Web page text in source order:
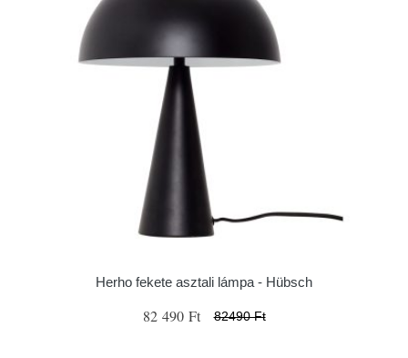
Herho fekete asztali lámpa - Hübsch
82 490 Ft 82490 Ft